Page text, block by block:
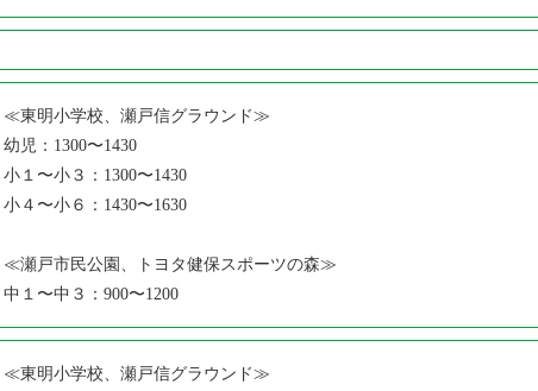
≪東明小学校、瀬戸信グラウンド≫
幼児：1300〜1430
小１〜小３：1300〜1430
小４〜小６：1430〜1630
≪瀬戸市民公園、トヨタ健保スポーツの森≫
中１〜中３：900〜1200
≪東明小学校、瀬戸信グラウンド≫